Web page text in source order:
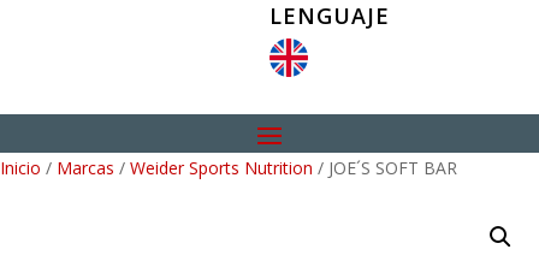
LENGUAJE
Inicio / Marcas / Weider Sports Nutrition / JOE´S SOFT BAR